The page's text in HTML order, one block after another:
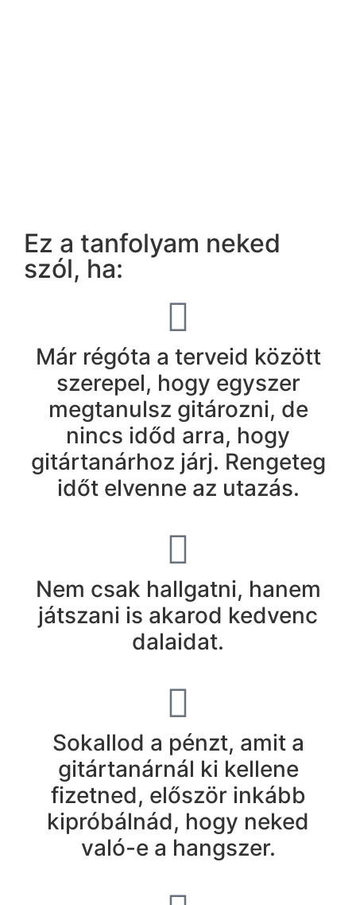
Ez a tanfolyam neked
szól, ha:
Már régóta a terveid között
szerepel, hogy egyszer
megtanulsz gitározni, de
nincs időd arra, hogy
gitártanárhoz járj. Rengeteg
időt elvenne az utazás.
Nem csak hallgatni, hanem
játszani is akarod kedvenc
dalaidat.
Sokallod a pénzt, amit a
gitártanárnál ki kellene
fizetned, először inkább
kipróbálnád, hogy neked
való-e a hangszer.